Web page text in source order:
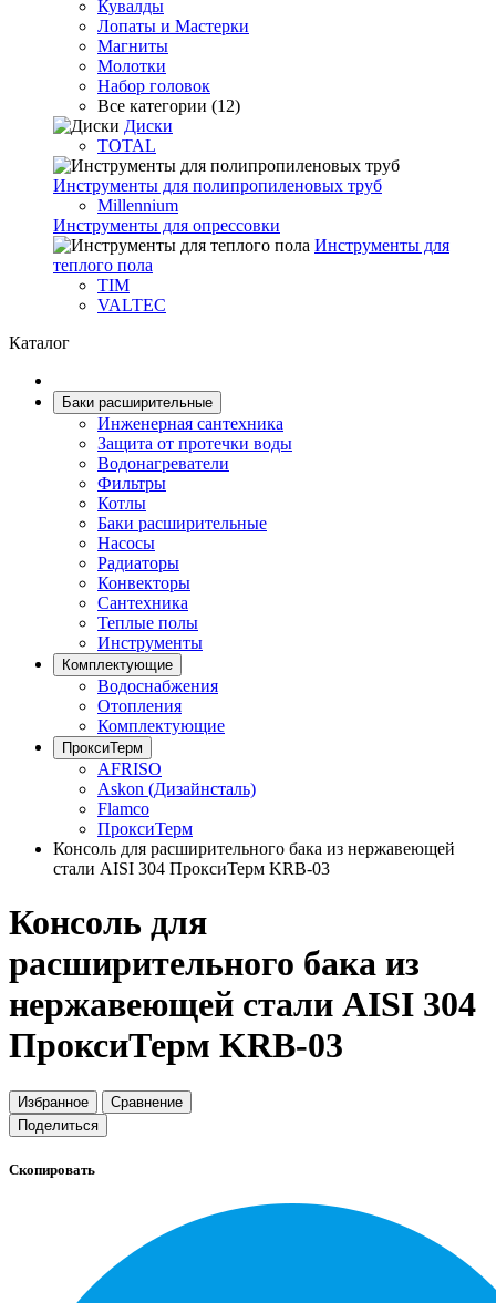
Кувалды
Лопаты и Мастерки
Магниты
Молотки
Набор головок
Все категории (12)
Диски
TOTAL
Инструменты для полипропиленовых труб
Millennium
Инструменты для опрессовки
Инструменты для
теплого пола
TIM
VALTEC
Каталог
Баки расширительные
Инженерная сантехника
Защита от протечки воды
Водонагреватели
Фильтры
Котлы
Баки расширительные
Насосы
Радиаторы
Конвекторы
Сантехника
Теплые полы
Инструменты
Комплектующие
Водоснабжения
Отопления
Комплектующие
ПроксиТерм
AFRISO
Askon (Дизайнсталь)
Flamco
ПроксиТерм
Консоль для расширительного бака из нержавеющей
стали AISI 304 ПроксиТерм KRB-03
Консоль для
расширительного бака из
нержавеющей стали AISI 304
ПроксиТерм KRB-03
Избранное
Сравнение
Поделиться
Скопировать